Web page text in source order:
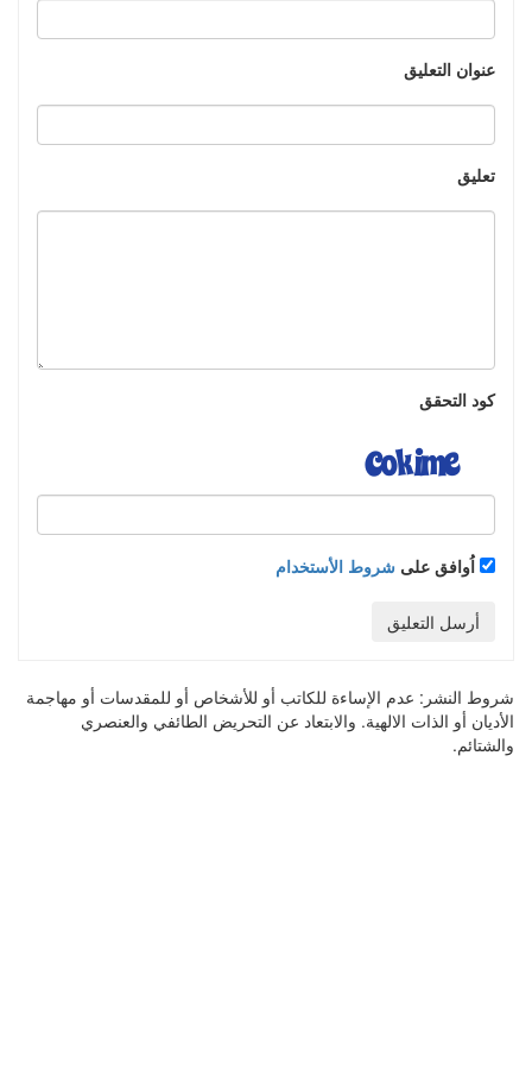
عنوان التعليق
تعليق
كود التحقق
اُوافق على شروط الأستخدام
أرسل التعليق
شروط النشر: عدم الإساءة للكاتب أو للأشخاص أو للمقدسات أو مهاجمة
الأديان أو الذات الالهية. والابتعاد عن التحريض الطائفي والعنصري
والشتائم.